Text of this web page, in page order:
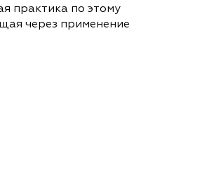
практика по этому
через применение